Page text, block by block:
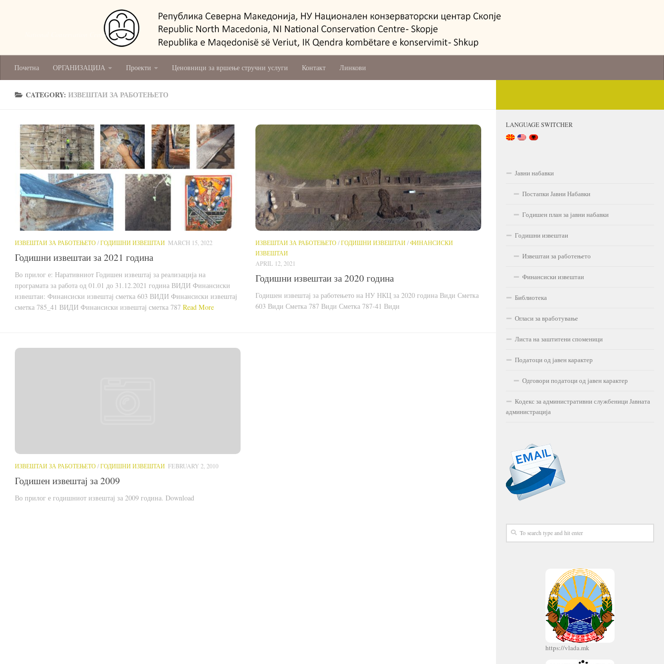
National Conservation Centre - Skopje
Почетна ОРГАНИЗАЦИЈА Проекти Ценовници за вршење стручни услуги Контакт Линкови
CATEGORY:ИЗВЕШТАИ ЗА РАБОТЕЊЕТО
ИЗВЕШТАИ ЗА РАБОТЕЊЕТО/ГОДИШНИ ИЗВЕШТАИ MARCH 15, 2022
Годишни извештаи за 2021 година
Во прилог е: Наративниот Годишен извештај за реализација на
програмата за работа од 01.01 до 31.12.2021 година ВИДИ Финансиски
извештаи: Финансиски извештај сметка 603 ВИДИ Финансиски извештај
сметка 785_41 ВИДИ Финансиски извештај сметка 787 Read More
ИЗВЕШТАИ ЗА РАБОТЕЊЕТО/ГОДИШНИ ИЗВЕШТАИ/ФИНАНСИСКИ
ИЗВЕШТАИ
APRIL 12, 2021
Годишни извештаи за 2020 година
Годишен извештај за работењето на НУ НКЦ за 2020 година Види Сметка
603 Види Сметка 787 Види Сметка 787-41 Види
ИЗВЕШТАИ ЗА РАБОТЕЊЕТО/ГОДИШНИ ИЗВЕШТАИ FEBRUARY 2, 2010
Годишен извештај за 2009
Во прилог е годишниот извештај за 2009 година. Download
LANGUAGE SWITCHER
Јавни набавки
Постапки Јавни Набавки
Годишен план за јавни набавки
Годишни извештаи
Извештаи за работењето
Финансиски извештаи
Библиотека
Огласи за вработување
Листа на заштитени споменици
Податоци од јавен карактер
Одговори податоци од јавен карактер
Кодекс за административни службеници Јавната
администрација
https://vlada.mk